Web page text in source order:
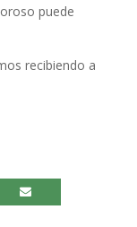
puede
recibiendo a